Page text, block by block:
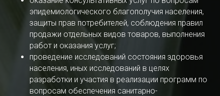
эпидемиологического благополучия населения,
защиты прав потребителей, соблюдения правил
продажи отдельных видов товаров, выполнения
работ и оказания услуг;
проведение исследований состояния здоровья
населения, иных исследований в целях
разработки и участия в реализации программ по
вопросам обеспечения санитарно-